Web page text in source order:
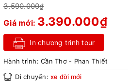
3.590.000₫
Giá mới: 3.390.000₫
In chương trình tour
Hành trình: Cần Thơ - Phan Thiết
Di chuyển: xe đời mới